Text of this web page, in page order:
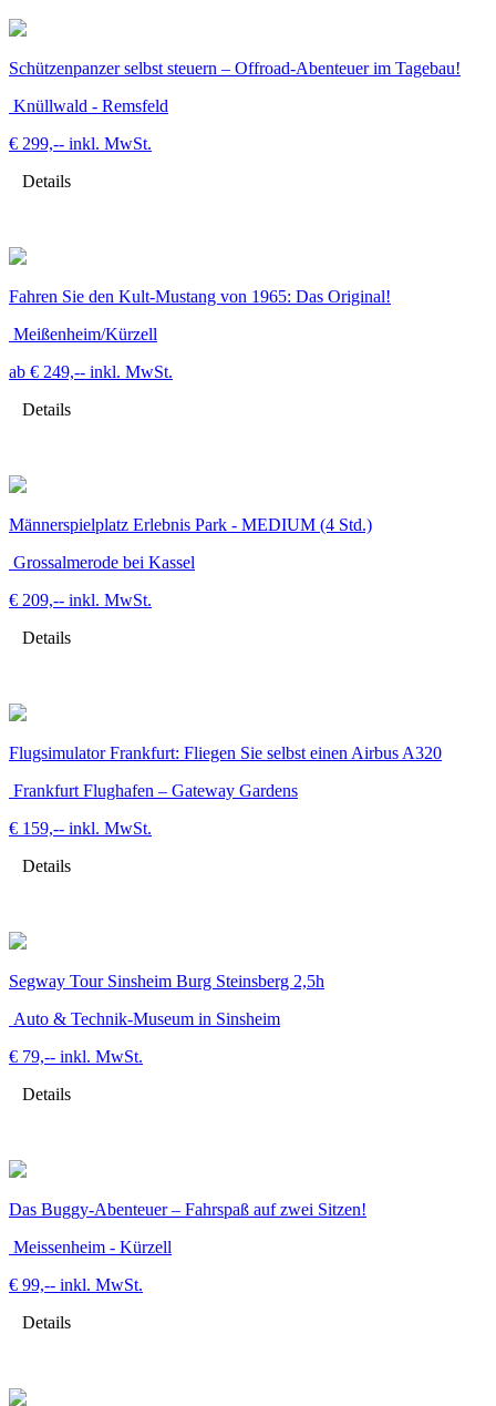
Schützenpanzer selbst steuern – Offroad-Abenteuer im Tagebau!
Knüllwald - Remsfeld
€ 299,-- inkl. MwSt.
Details
Fahren Sie den Kult-Mustang von 1965: Das Original!
Meißenheim/Kürzell
ab € 249,-- inkl. MwSt.
Details
Männerspielplatz Erlebnis Park - MEDIUM (4 Std.)
Grossalmerode bei Kassel
€ 209,-- inkl. MwSt.
Details
Flugsimulator Frankfurt: Fliegen Sie selbst einen Airbus A320
Frankfurt Flughafen – Gateway Gardens
€ 159,-- inkl. MwSt.
Details
Segway Tour Sinsheim Burg Steinsberg 2,5h
Auto & Technik-Museum in Sinsheim
€ 79,-- inkl. MwSt.
Details
Das Buggy-Abenteuer – Fahrspaß auf zwei Sitzen!
Meissenheim - Kürzell
€ 99,-- inkl. MwSt.
Details